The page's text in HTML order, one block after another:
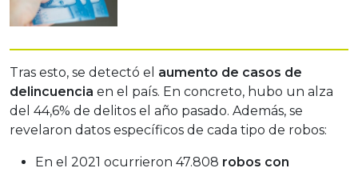
Tras esto, se detectó el aumento de casos de
delincuencia en el país. En concreto, hubo un alza
del 44,6% de delitos el año pasado. Además, se
revelaron datos específicos de cada tipo de robos:
En el 2021 ocurrieron 47.808 robos con